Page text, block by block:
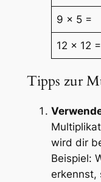
9 × 5 =
12 × 12 =
Tipps zur
wird dir
Beispiel:
erkennst,